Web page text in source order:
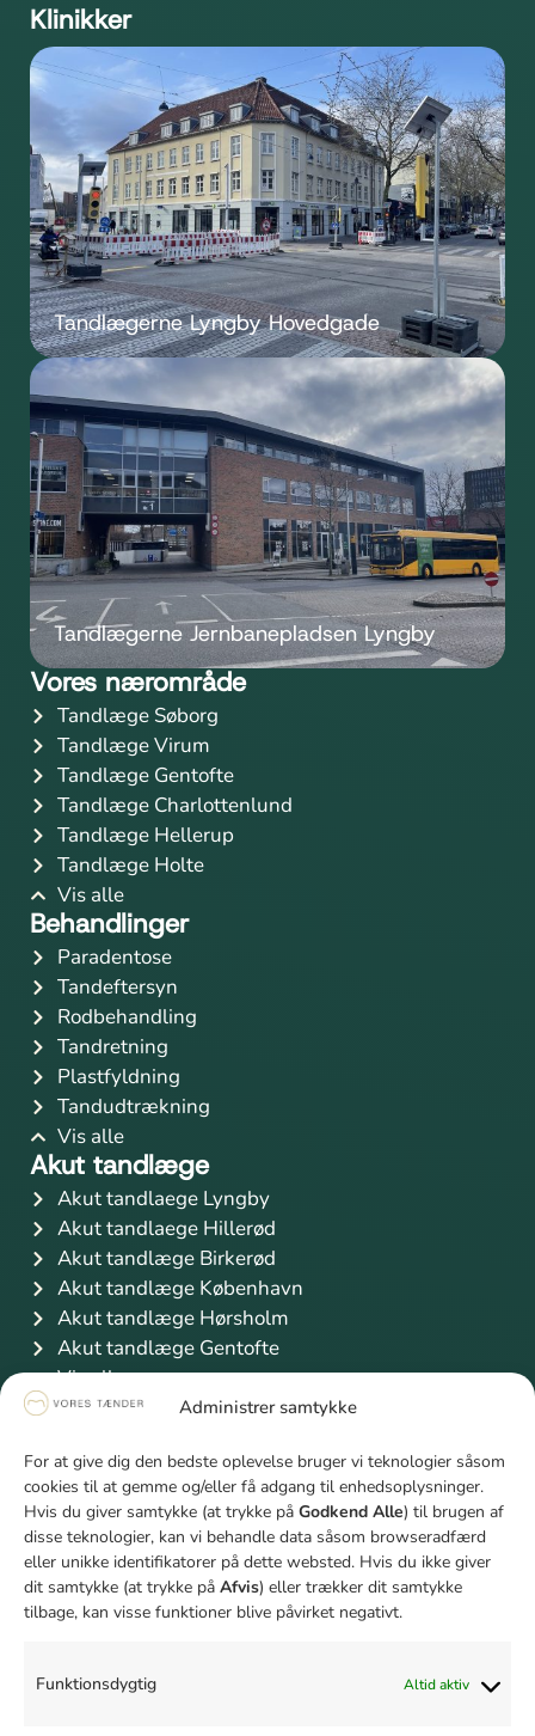
Administrer samtykke
For at give dig den bedste oplevelse bruger vi teknologier såsom
cookies til at gemme og/eller få adgang til enhedsoplysninger.
Hvis du giver samtykke (at trykke på Godkend Alle) til brugen af
disse teknologier, kan vi behandle data såsom browseradfærd
eller unikke identifikatorer på dette websted. Hvis du ikke giver
dit samtykke (at trykke på Afvis) eller trækker dit samtykke
tilbage, kan visse funktioner blive påvirket negativt.
Funktionsdygtig Altid aktiv
Klinikker
Tandlægerne Lyngby Hovedgade
Tandlægerne Jernbanepladsen Lyngby
Vores nærområde
Tandlæge Søborg
Tandlæge Virum
Tandlæge Gentofte
Tandlæge Charlottenlund
Tandlæge Hellerup
Tandlæge Holte
Vis alle
Behandlinger
Paradentose
Tandeftersyn
Rodbehandling
Tandretning
Plastfyldning
Tandudtrækning
Vis alle
Akut tandlæge
Akut tandlaege Lyngby
Akut tandlaege Hillerød
Akut tandlæge Birkerød
Akut tandlæge København
Akut tandlæge Hørsholm
Akut tandlæge Gentofte
Vis alle
Information
Finansiering
Sygeforsikring Danmark
Studierabat
Unge mellem 18 og 21 år
Firmaaftale
Bliv klogere på tænder
Tandbyld behandling